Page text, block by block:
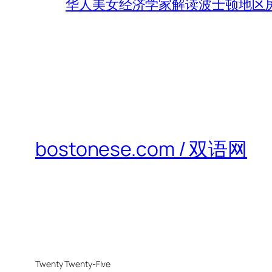
华人美女经济学家解读波士顿地区
bostonese.com / 双语网
Twenty Twenty-Five